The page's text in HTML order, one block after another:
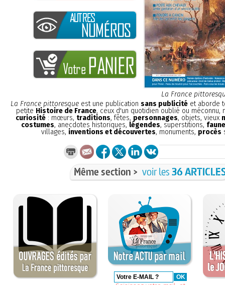
La France
La France pittoresque est une publication sans publicité et aborde
petite Histoire de France, ceux d'un quotidien oublié ou méconnu,
curiosité : mœurs, traditions, fêtes, personnages, objets, vieux
costumes, anecdotes historiques, légendes, superstitions,
villages, inventions et découvertes, monuments, procès
Même section > voir les36